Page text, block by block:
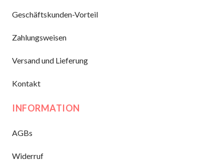
Geschäftskunden-Vorteil
Zahlungsweisen
Versand und Lieferung
Kontakt
INFORMATION
AGBs
Widerruf